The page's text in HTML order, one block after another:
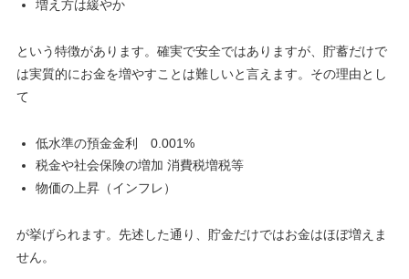
増え方は緩やか
という特徴があります。確実で安全ではありますが、貯蓄だけで
は実質的にお金を増やすことは難しいと言えます。その理由とし
て
低水準の預金金利 0.001%
税金や社会保険の増加 消費税増税等
物価の上昇（インフレ）
が挙げられます。先述した通り、貯金だけではお金はほぼ増えま
せん。